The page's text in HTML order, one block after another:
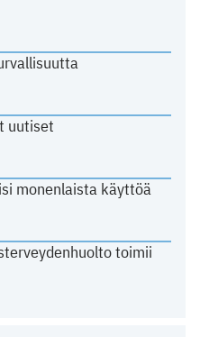
uutiset
monenlaista käyttöä
toimii